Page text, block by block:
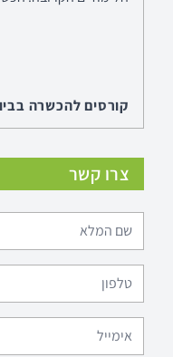
קורסים להכשרה
בחיפה במרכז חוסן
בר אילן ובתל אביב
וביופידבק.
Version
מערכת הביופידבק
צרו קשר